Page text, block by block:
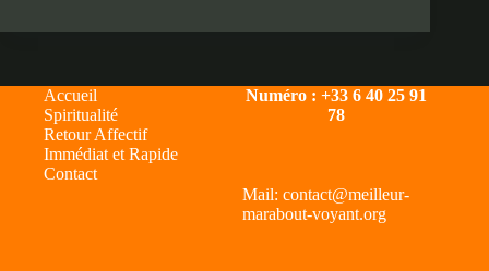
Accueil
Spiritualité
Retour Affectif
Immédiat et Rapide
Contact
Numéro : +33 6 40 25 91
78
Mail: contact@meilleur-
marabout-voyant.org